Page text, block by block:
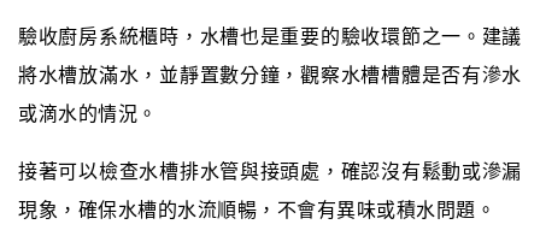
驗收廚房系統櫃時，水槽也是重要的驗收環節之一。建議
將水槽放滿水，並靜置數分鐘，觀察水槽槽體是否有滲水
或滴水的情況。
接著可以檢查水槽排水管與接頭處，確認沒有鬆動或滲漏
現象，確保水槽的水流順暢，不會有異味或積水問題。